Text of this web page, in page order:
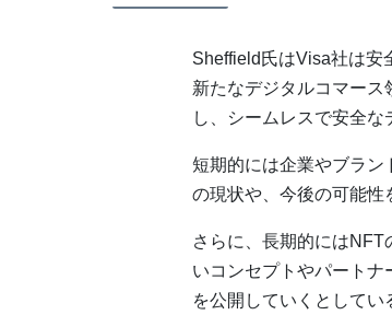
Sheffield氏はVisa社は安
新たなデジタルコマー
し、シームレスで安全な
短期的には企業やブラ
の現状や、今後の可能性
さらに、長期的には
いコンセプトやパートナ
を公開していくとしてい